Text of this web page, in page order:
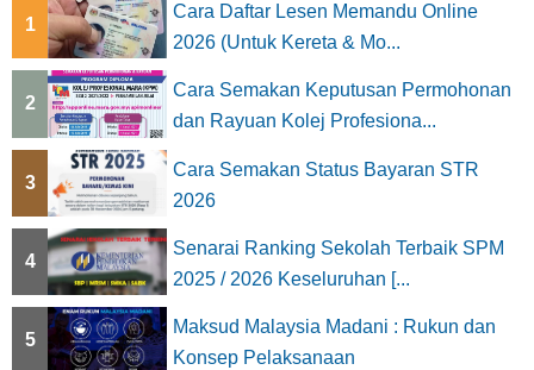
1
Cara Daftar Lesen Memandu Online
2026 (Untuk Kereta & Mo...
2
Cara Semakan Keputusan Permohonan
dan Rayuan Kolej Profesiona...
3
Cara Semakan Status Bayaran STR
2026
4
Senarai Ranking Sekolah Terbaik SPM
2025 / 2026 Keseluruhan [...
5
Maksud Malaysia Madani : Rukun dan
Konsep Pelaksanaan